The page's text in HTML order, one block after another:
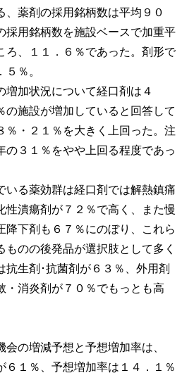
、薬剤の採用銘柄数は平均９０
採用銘柄数を施設ベースで加重平
ろ、１１．６％であった。剤形で
％。
増加状況について経口剤は４
の施設が増加していると回答して
％・２１％を大きく上回った。注
の３１％をやや上回る程度であっ
いる薬効群は経口剤では解熱鎮痛
性潰瘍剤が７２％で高く、また慢
降下剤も６７％にのぼり、これら
ものの後発品が選択肢として多く
抗生剤･抗菌剤が６３％、外用剤
・消炎剤が７０％でもっとも高
の増減予想と予想増加率は、
６１％、予想増加率は１４．１％